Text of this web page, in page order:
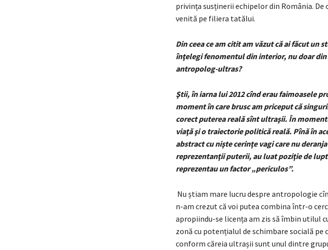
privința susținerii echipelor din România.
venită pe filiera tatălui.
Din ceea ce am citit am văzut că ai făcut un
înţelegi fenomentul din interior, nu doar din
antropolog-ultras?
Ştii, în iarna lui 2012 cînd erau faimoasele
moment în care brusc am priceput că
corect puterea reală sînt ultraşii. În
viaţă şi o traiectorie politică reală. Pînă în
abstract cu nişte cerinţe vagi care nu
reprezentanţii puterii, au luat poziţie de
reprezentau un factor „periculos”.
Nu știam mare lucru despre antropologie
n-am crezut că voi putea combina într-o
apropiindu-se licența am zis să îmbin utilul
zonă cu potențialul de schimbare socială
conform căreia ultrașii sunt unul dintre